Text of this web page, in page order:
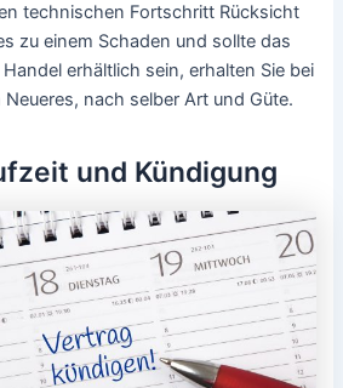
technischen Fortschritt Rücksicht
zu einem Schaden und sollte das
erhältlich sein, erhalten Sie bei
nach selber Art und Güte.
und Kündigung